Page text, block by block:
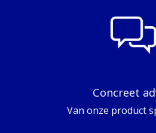
Concreet
Van onze product